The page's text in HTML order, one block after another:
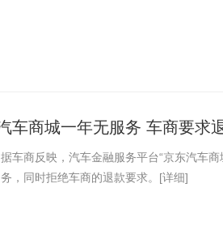
车商城一年无服务 车商要求
据车商反映，汽车金融服务平台“京东汽车
务，同时拒绝车商的退款要求。 [详细]